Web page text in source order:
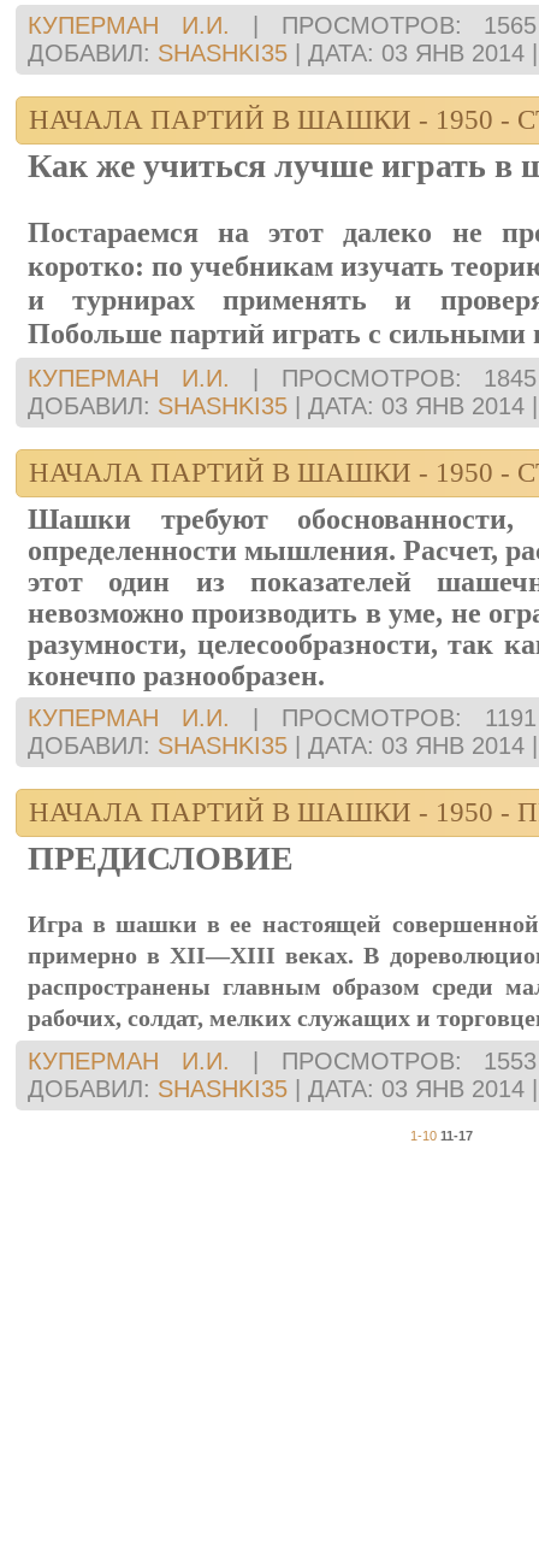
КУПЕРМАН И.И. ПРОСМОТРОВ: 1565
ДОБАВИЛ: SHASHKI35 ДАТА: 03 ЯНВ 2014
НАЧАЛА ПАРТИЙ В ШАШКИ - 1950 -
Как же учиться лучше играть в
Постараемся на этот далеко не
коротко: по учебникам изучать
и турнирах применять и
Побольше партий играть с
КУПЕРМАН И.И. ПРОСМОТРОВ: 1845
ДОБАВИЛ: SHASHKI35 ДАТА: 03 ЯНВ 2014
НАЧАЛА ПАРТИЙ В ШАШКИ - 1950 -
Шашки требуют обоснованности,
определенности мышления. Расчет,
этот один из показателей
невозможно производить в уме, не
разумности, целесообразности, так
конечпо разнообразен.
КУПЕРМАН И.И. ПРОСМОТРОВ: 1191
ДОБАВИЛ: SHASHKI35 ДАТА: 03 ЯНВ 2014
НАЧАЛА ПАРТИЙ В ШАШКИ - 1950 -
ПРЕДИСЛОВИЕ
Игра в шашки в ее настоящей
примерно в XII—XIII веках. В
распространены главным образом среди
рабочих, солдат, мелких служащих и
КУПЕРМАН И.И. ПРОСМОТРОВ: 1553
ДОБАВИЛ: SHASHKI35 ДАТА: 03 ЯНВ 2014
1-10 11-17